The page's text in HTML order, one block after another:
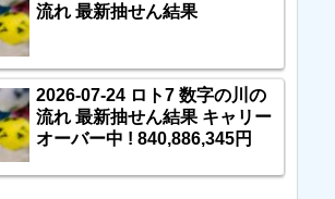
流れ 最新抽せん結果
2026-07-24 ロト7 数字の川の
流れ 最新抽せん結果 キャリー
オーバー中 ! 840,886,345円